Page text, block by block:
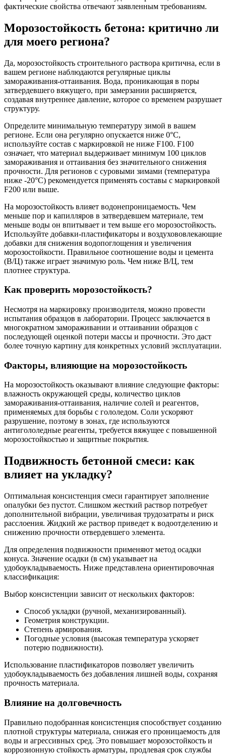
фактические свойства отвечают заявленным требованиям.
Морозостойкость бетона: критично ли
для моего региона?
Да, морозостойкость строительного раствора критична, если в
вашем регионе наблюдаются регулярные циклы
замораживания-оттаивания. Вода, проникающая в поры
затвердевшего вяжущего, при замерзании расширяется,
создавая внутреннее давление, которое со временем разрушает
структуру.
Определите минимальную температуру зимой в вашем
регионе. Если она регулярно опускается ниже 0°C,
используйте состав с маркировкой не ниже F100. F100
означает, что материал выдерживает минимум 100 циклов
замораживания и оттаивания без значительного снижения
прочности. Для регионов с суровыми зимами (температура
ниже -20°C) рекомендуется применять составы с маркировкой
F200 или выше.
На морозостойкость влияет водонепроницаемость. Чем
меньше пор и капилляров в затвердевшем материале, тем
меньше воды он впитывает и тем выше его морозостойкость.
Используйте добавки-пластификаторы и воздухововлекающие
добавки для снижения водопоглощения и увеличения
морозостойкости. Правильное соотношение воды и цемента
(В/Ц) также играет значимую роль. Чем ниже В/Ц, тем
плотнее структура.
Как проверить морозостойкость?
Несмотря на маркировку производителя, можно провести
испытания образцов в лаборатории. Процесс заключается в
многократном замораживании и оттаивании образцов с
последующей оценкой потери массы и прочности. Это даст
более точную картину для конкретных условий эксплуатации.
Факторы, влияющие на морозостойкость
На морозостойкость оказывают влияние следующие факторы:
влажность окружающей среды, количество циклов
замораживания-оттаивания, наличие солей и реагентов,
применяемых для борьбы с гололедом. Соли ускоряют
разрушение, поэтому в зонах, где используются
антигололедные реагенты, требуется вяжущее с повышенной
морозостойкостью и защитные покрытия.
Подвижность бетонной смеси: как
влияет на укладку?
Оптимальная консистенция смеси гарантирует заполнение
опалубки без пустот. Слишком жесткий раствор потребует
дополнительной вибрации, увеличивая трудозатраты и риск
расслоения. Жидкий же раствор приведет к водоотделению и
снижению прочности отвердевшего элемента.
Для определения подвижности применяют метод осадки
конуса. Значение осадки (в см) указывает на
удобоукладываемость. Ниже представлена ориентировочная
классификация:
Выбор консистенции зависит от нескольких факторов:
Способ укладки (ручной, механизированный).
Геометрия конструкции.
Степень армирования.
Погодные условия (высокая температура ускоряет
потерю подвижности).
Использование пластификаторов позволяет увеличить
удобоукладываемость без добавления лишней воды, сохраняя
прочность материала.
Влияние на долговечность
Правильно подобранная консистенция способствует созданию
плотной структуры материала, снижая его проницаемость для
воды и агрессивных сред. Это повышает морозостойкость и
коррозионную стойкость арматуры, продлевая срок службы